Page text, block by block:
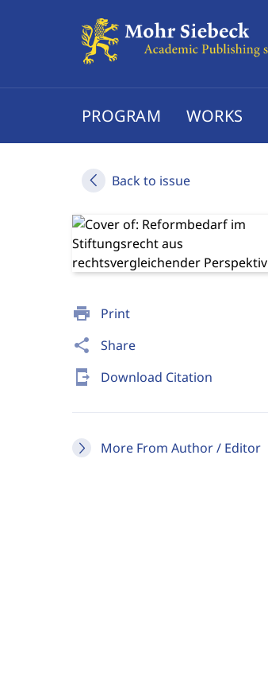
PROGRAM WORKS
Back to issue
print Print
share Share
send_to_mobile Download Citation
More From Author / Editor